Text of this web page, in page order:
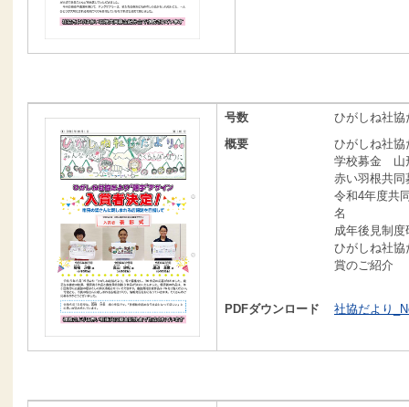
号数
ひがしね社協
概要
ひがしね社協
学校募金 山
赤い羽根共同
令和4年度共
名
成年後見制
ひがしね社協
賞のご紹介
PDFダウンロード 社協だより